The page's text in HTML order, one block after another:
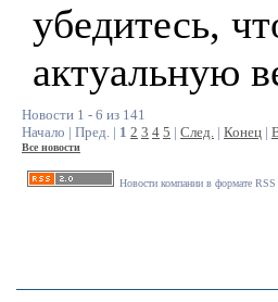
убедитесь,
актуальную
Новости 1 - 6 из 141
Начало | Пред. | 1 2 3 4 5 | След. | Конец |
Все новости
Новости компании в формате RSS